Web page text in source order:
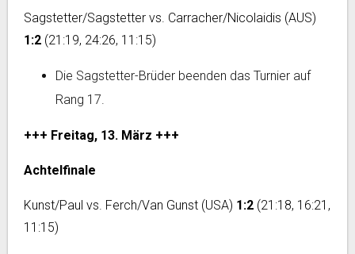
Sagstetter/Sagstetter vs. Carracher/Nicolaidis (AUS)
1:2 (21:19, 24:26, 11:15)
Die Sagstetter-Brüder beenden das Turnier auf
Rang 17.
+++ Freitag, 13. März +++
Achtelfinale
Kunst/Paul vs. Ferch/Van Gunst (USA) 1:2 (21:18, 16:21,
11:15)